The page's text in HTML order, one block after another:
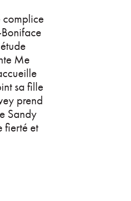
complice
Me
sa fille
prend
Sandy
fierté et